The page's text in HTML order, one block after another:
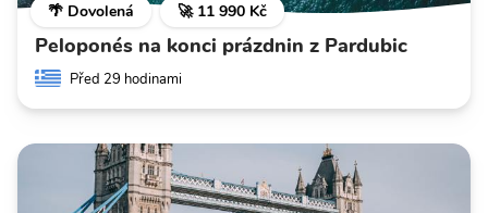
🌴 Dovolená 🚀 11 990 Kč
Peloponés na konci prázdnin z Pardubic
Před 29 hodinami